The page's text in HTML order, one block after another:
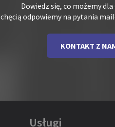
Dowiedz się, co możemy
chęcią odpowiemy na pytania
KONTAKT Z
Usługi